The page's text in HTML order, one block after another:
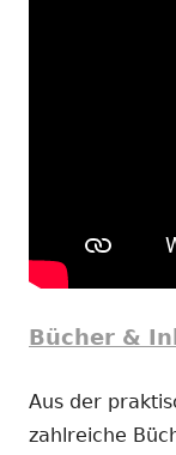
Bücher &
Aus der
zahlreiche